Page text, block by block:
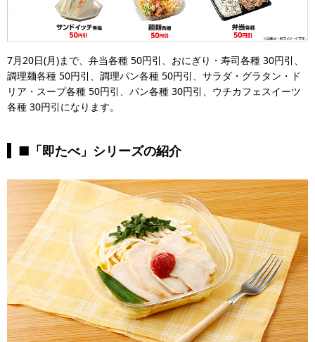
7月20日(月)まで、弁当各種 50円引、おにぎり・寿司各種 30円引、
調理麺各種 50円引、調理パン各種 50円引、サラダ・グラタン・ド
リア・スープ各種 50円引、パン各種 30円引、ウチカフェスイーツ
各種 30円引になります。
■「即たべ」シリーズの紹介